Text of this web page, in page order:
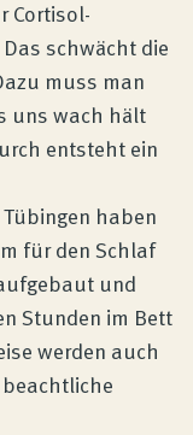
Cortisol-
schwächt die
muss man
uns wach hält
entsteht ein
haben
für den Schlaf
und
Stunden im Bett
werden auch